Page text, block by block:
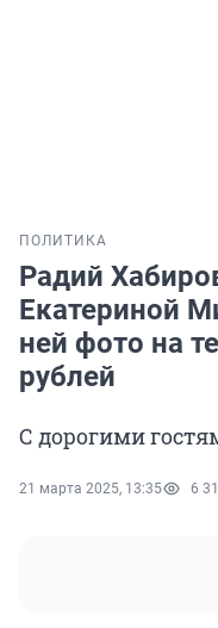
ПОЛИТИКА
Радий
Екатериной
ней фото на
рублей
С дорогими
21 марта 2025, 13:35 6